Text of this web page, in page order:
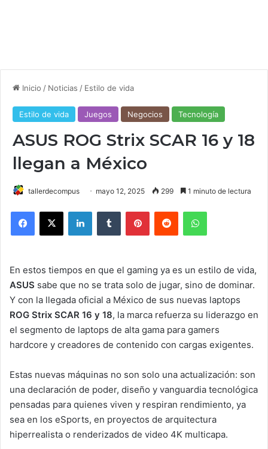
Inicio / Noticias / Estilo de vida
Estilo de vida Juegos Negocios Tecnología
ASUS ROG Strix SCAR 16 y 18
llegan a México
tallerdecompus mayo 12, 2025 299 1 minuto de lectura
En estos tiempos en que el gaming ya es un estilo de vida,
ASUS sabe que no se trata solo de jugar, sino de dominar.
Y con la llegada oficial a México de sus nuevas laptops
ROG Strix SCAR 16 y 18, la marca refuerza su liderazgo en
el segmento de laptops de alta gama para gamers
hardcore y creadores de contenido con cargas exigentes.
Estas nuevas máquinas no son solo una actualización: son
una declaración de poder, diseño y vanguardia tecnológica
pensadas para quienes viven y respiran rendimiento, ya
sea en los eSports, en proyectos de arquitectura
hiperrealista o renderizados de video 4K multicapa.